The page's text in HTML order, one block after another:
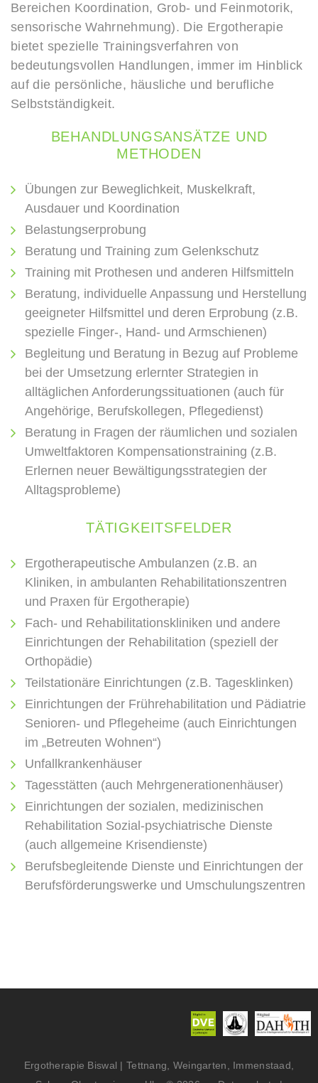
Bereichen Koordination, Grob- und Feinmotorik,
sensorische Wahrnehmung). Die Ergotherapie
bietet spezielle Trainingsverfahren von
bedeutungsvollen Handlungen, immer im Hinblick
auf die persönliche, häusliche und berufliche
Selbstständigkeit.
BEHANDLUNGSANSÄTZE UND
METHODEN
Übungen zur Beweglichkeit, Muskelkraft,
Ausdauer und Koordination
Belastungserprobung
Beratung und Training zum Gelenkschutz
Training mit Prothesen und anderen Hilfsmitteln
Beratung, individuelle Anpassung und Herstellung
geeigneter Hilfsmittel und deren Erprobung (z.B.
spezielle Finger-, Hand- und Armschienen)
Begleitung und Beratung in Bezug auf Probleme
bei der Umsetzung erlernter Strategien in
alltäglichen Anforderungssituationen (auch für
Angehörige, Berufskollegen, Pflegedienst)
Beratung in Fragen der räumlichen und sozialen
Umweltfaktoren Kompensationstraining (z.B.
Erlernen neuer Bewältigungsstrategien der
Alltagsprobleme)
TÄTIGKEITSFELDER
Ergotherapeutische Ambulanzen (z.B. an
Kliniken, in ambulanten Rehabilitationszentren
und Praxen für Ergotherapie)
Fach- und Rehabilitationskliniken und andere
Einrichtungen der Rehabilitation (speziell der
Orthopädie)
Teilstationäre Einrichtungen (z.B. Tagesklinken)
Einrichtungen der Frührehabilitation und Pädiatrie
Senioren- und Pflegeheime (auch Einrichtungen
im „Betreuten Wohnen“)
Unfallkrankenhäuser
Tagesstätten (auch Mehrgenerationenhäuser)
Einrichtungen der sozialen, medizinischen
Rehabilitation Sozial-psychiatrische Dienste
(auch allgemeine Krisendienste)
Berufsbegleitende Dienste und Einrichtungen der
Berufsförderungswerke und Umschulungszentren
Ergotherapie Biswal | Tettnang, Weingarten, Immenstaad,